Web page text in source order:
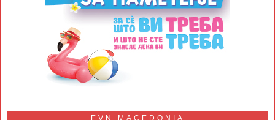
EVN MACEDONIA